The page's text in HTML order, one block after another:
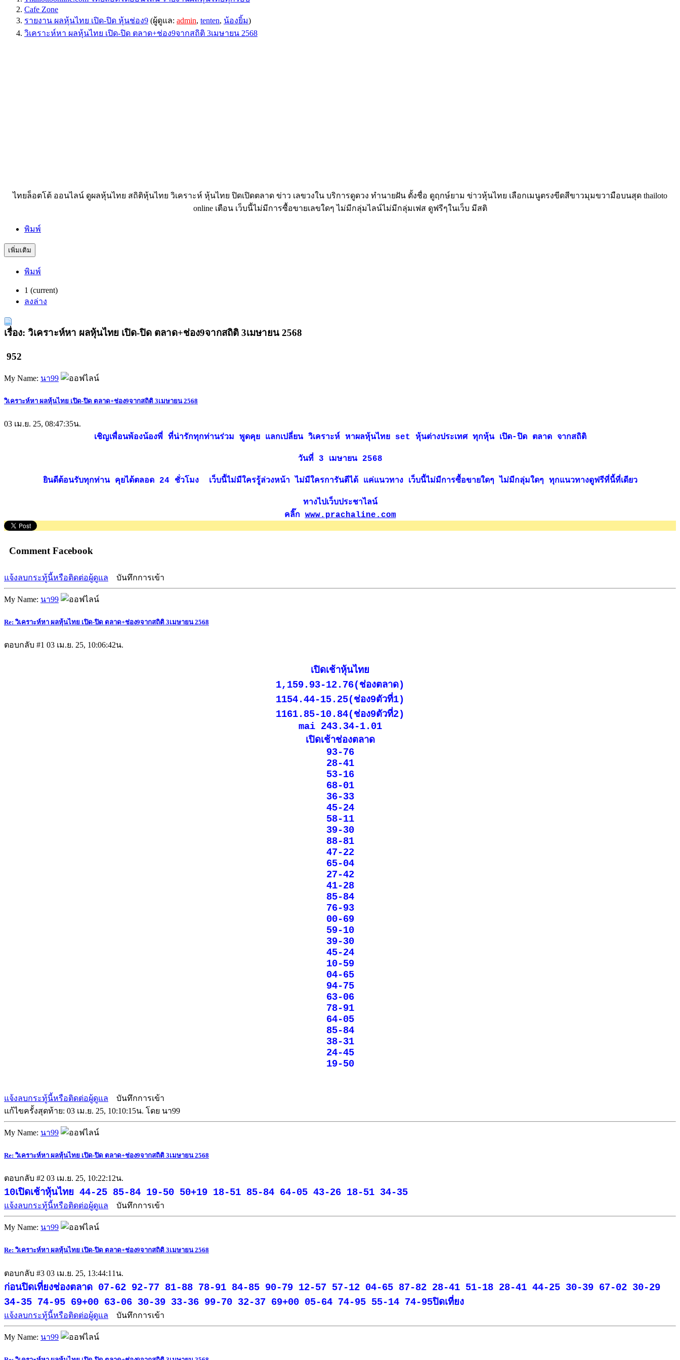
Cafe Zone
รายงาน ผลหุ้นไทย เปิด-ปิด หุ้นช่อง9 (ผู้ดูแล: admin, tenten, น้องยิ้ม)
วิเคราะห์หา ผลหุ้นไทย เปิด-ปิด ตลาด+ช่อง9จากสถิติ 3เมษายน 2568
ไทยล็อตโต้ ออนไลน์ ดูผลหุ้นไทย สถิติหุ้นไทย วิเคราะห์ หุ้นไทย ปิดเปิดตลาด ข่าว เลขวงใน บริการดูดวง ทำนายฝัน ตั้งชื่อ ดูฤกษ์ยาม ข่าวหุ้นไทย เลือกเมนูตรงขีดสีขาวมุมขวามือบนสุด thailoto
online เตือน เว็บนี้ไม่มีการซื้อขายเลขใดๆ ไม่มีกลุ่มไลน์ไม่มีกลุ่มเฟส ดูฟรีๆในเว็บ มีสติ
พิมพ์
เพิ่มเติม
พิมพ์
1 (current)
ลงล่าง
เรื่อง: วิเคราะห์หา ผลหุ้นไทย เปิด-ปิด ตลาด+ช่อง9จากสถิติ 3เมษายน 2568
952
My Name: นา99
วิเคราะห์หา ผลหุ้นไทย เปิด-ปิด ตลาด+ช่อง9จากสถิติ 3เมษายน 2568
03 เม.ย. 25, 08:47:35น.
เชิญเพื่อนพ้องน้องพี่ ที่น่ารักทุกท่านร่วม พูดคุย แลกเปลี่ยน วิเคราะห์ หาผลหุ้นไทย set หุ้นต่างประเทศ ทุกหุ้น เปิด-ปิด ตลาด จากสถิติ
วันที่ 3 เมษายน 2568
ยินดีต้อนรับทุกท่าน คุยได้ตลอด 24 ชั่วโมง เว็บนี้ไม่มีใครรู้ล่วงหน้า ไม่มีใครการันตีได้ แค่แนวทาง เว็บนี้ไม่มีการซื้อขายใดๆ ไม่มีกลุ่มใดๆ ทุกแนวทางดูฟรีที่นี้ที่เดียว
ทางไปเว็บประชาไลน์
คลิ๊ก www.prachaline.com
Comment Facebook
แจ้งลบกระทู้นี้หรือติดต่อผู้ดูแล บันทึกการเข้า
My Name: นา99
Re: วิเคราะห์หา ผลหุ้นไทย เปิด-ปิด ตลาด+ช่อง9จากสถิติ 3เมษายน 2568
ตอบกลับ #1 03 เม.ย. 25, 10:06:42น.
เปิดเช้าหุ้นไทย
1,159.93-12.76(ช่องตลาด)
1154.44-15.25(ช่อง9ตัวที่1)
1161.85-10.84(ช่อง9ตัวที่2)
mai 243.34-1.01
เปิดเช้าช่องตลาด
93-76
28-41
53-16
68-01
36-33
45-24
58-11
39-30
88-81
47-22
65-04
27-42
41-28
85-84
76-93
00-69
59-10
39-30
45-24
10-59
04-65
94-75
63-06
78-91
64-05
85-84
38-31
24-45
19-50
แจ้งลบกระทู้นี้หรือติดต่อผู้ดูแล
บันทึกการเข้า
แก้ไขครั้งสุดท้าย: 03 เม.ย. 25, 10:10:15น. โดย นา99
My Name: นา99
Re: วิเคราะห์หา ผลหุ้นไทย เปิด-ปิด ตลาด+ช่อง9จากสถิติ 3เมษายน 2568
ตอบกลับ #2 03 เม.ย. 25, 10:22:12น.
10เปิดเช้าหุ้นไทย 44-25 85-84 19-50 50+19 18-51 85-84 64-05 43-26 18-51 34-35
แจ้งลบกระทู้นี้หรือติดต่อผู้ดูแล บันทึกการเข้า
My Name: นา99
Re: วิเคราะห์หา ผลหุ้นไทย เปิด-ปิด ตลาด+ช่อง9จากสถิติ 3เมษายน 2568
ตอบกลับ #3 03 เม.ย. 25, 13:44:11น.
ก่อนปิดเที่ยงช่องตลาด 07-62 92-77 81-88 78-91 84-85 90-79 12-57 57-12 04-65 87-82 28-41 51-18 28-41 44-25 30-39 67-02 30-29
34-35 74-95 69+00 63-06 30-39 33-36 99-70 32-37 69+00 05-64 74-95 55-14 74-95ปิดเที่ยง
แจ้งลบกระทู้นี้หรือติดต่อผู้ดูแล บันทึกการเข้า
My Name: นา99